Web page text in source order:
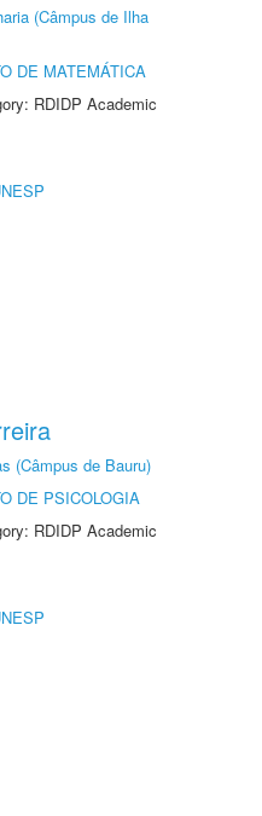
(Câmpus de Ilha
DE MATEMÁTICA
RDIDP Academic
(Câmpus de Bauru)
DE PSICOLOGIA
RDIDP Academic